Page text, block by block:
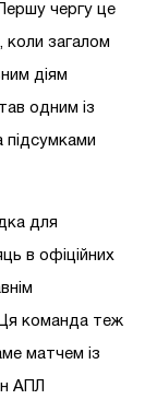
чергу це
коли загалом
діям
одним із
підсумками
для
в офіційних
команда теж
матчем із
АПЛ